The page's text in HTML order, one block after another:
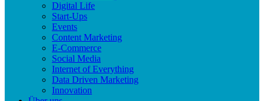
Digital Life
Start-Ups
Events
Content Marketing
E-Commerce
Social Media
Internet of Everything
Data Driven Marketing
Innovation